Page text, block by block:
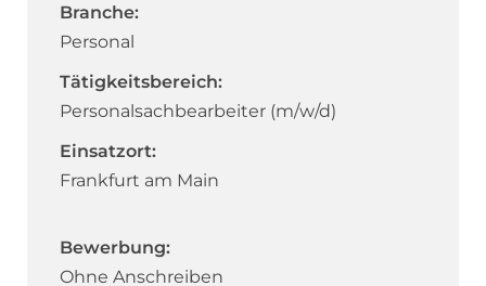
Branche:
Personal
Tätigkeitsbereich:
Personalsachbearbeiter (m/w/d)
Einsatzort:
Frankfurt am Main
Bewerbung:
Ohne Anschreiben